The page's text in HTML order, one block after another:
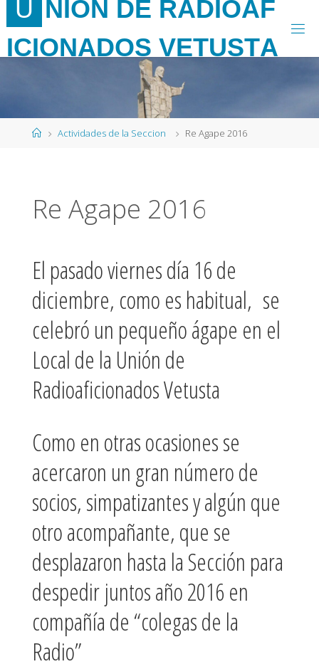
al
contenido
U N ÓN DE RAD OAF
ICIONADOS VETUSTA
PáginaActividades de la Seccion Re Agape 2016
Re Agape 2016
El pasado viernes día 16 de
diciembre, como es habitual, se
celebró un pequeño ágape en el
Local de la Unión de
Radioaficionados Vetusta
Como en otras ocasiones se
acercaron un gran número de
socios, simpatizantes y algún que
otro acompañante, que se
desplazaron hasta la Sección para
despedir juntos año 2016 en
compañía de “colegas de la
Radio”